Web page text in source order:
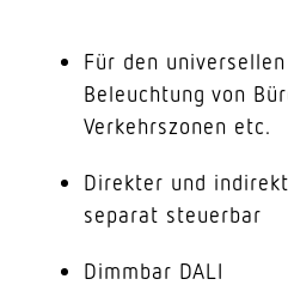
Für den
Beleuchtung von
Verkehrszonen etc.
Direkter und
separat steuerbar
Dimmbar DALI